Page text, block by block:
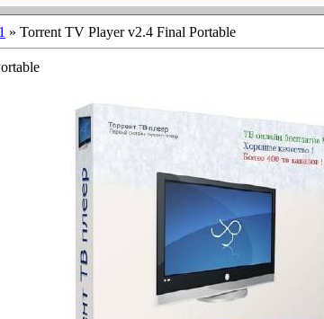
» Torrent TV Player v2.4 Final Portable